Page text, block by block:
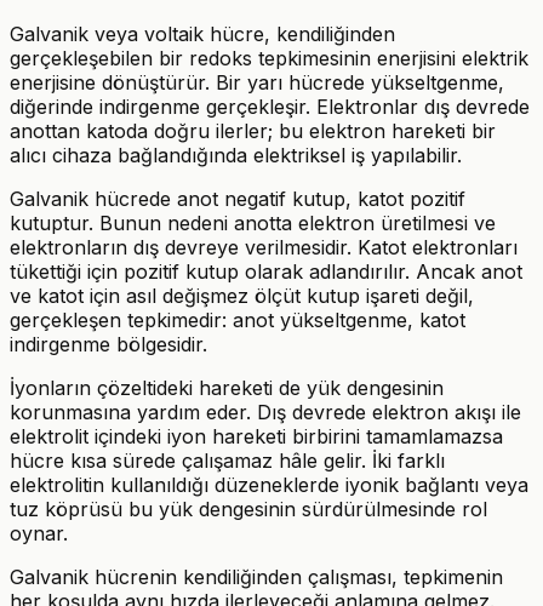
Galvanik veya voltaik hücre, kendiliğinden
gerçekleşebilen bir redoks tepkimesinin enerjisini elektrik
enerjisine dönüştürür. Bir yarı hücrede yükseltgenme,
diğerinde indirgenme gerçekleşir. Elektronlar dış devrede
anottan katoda doğru ilerler; bu elektron hareketi bir
alıcı cihaza bağlandığında elektriksel iş yapılabilir.
Galvanik hücrede anot negatif kutup, katot pozitif
kutuptur. Bunun nedeni anotta elektron üretilmesi ve
elektronların dış devreye verilmesidir. Katot elektronları
tükettiği için pozitif kutup olarak adlandırılır. Ancak anot
ve katot için asıl değişmez ölçüt kutup işareti değil,
gerçekleşen tepkimedir: anot yükseltgenme, katot
indirgenme bölgesidir.
İyonların çözeltideki hareketi de yük dengesinin
korunmasına yardım eder. Dış devrede elektron akışı ile
elektrolit içindeki iyon hareketi birbirini tamamlamazsa
hücre kısa sürede çalışamaz hâle gelir. İki farklı
elektrolitin kullanıldığı düzeneklerde iyonik bağlantı veya
tuz köprüsü bu yük dengesinin sürdürülmesinde rol
oynar.
Galvanik hücrenin kendiliğinden çalışması, tepkimenin